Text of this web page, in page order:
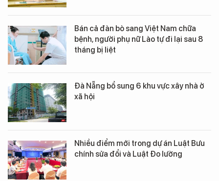
Bán cả đàn bò sang Việt Nam chữa
bệnh, người phụ nữ Lào tự đi lại sau 8
tháng bị liệt
Đà Nẵng bổ sung 6 khu vực xây nhà ở
xã hội
Nhiều điểm mới trong dự án Luật Bưu
chính sửa đổi và Luật Đo lường